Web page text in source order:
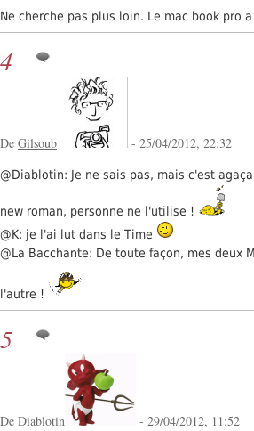
Ne cherche pas plus loin. Le mac book pro
4
De Gilsoub - 25/04/2012, 22:32
@Diablotin: Je ne sais pas, mais c'est
new roman, personne ne l'utilise !
@K: je l'ai lut dans le Time
@La Bacchante: De toute façon, mes deux
l'autre !
5
De Diablotin - 29/04/2012, 11:52